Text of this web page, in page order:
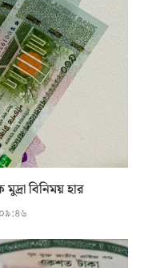
বিনিময় হার